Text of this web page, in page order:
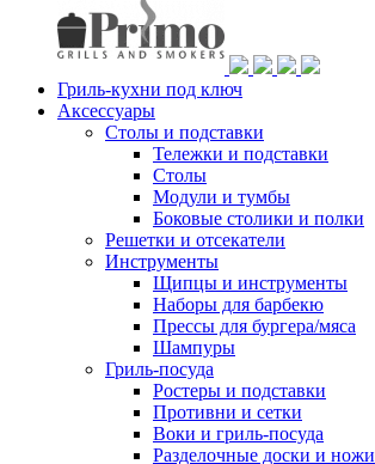
Гриль-кухни под ключ
Аксессуары
Столы и подставки
Тележки и подставки
Столы
Модули и тумбы
Боковые столики и полки
Решетки и отсекатели
Инструменты
Щипцы и инструменты
Наборы для барбекю
Прессы для бургера/мяса
Шампуры
Гриль-посуда
Ростеры и подставки
Противни и сетки
Воки и гриль-посуда
Разделочные доски и ножи